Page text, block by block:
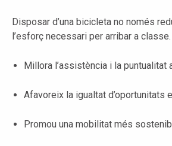
Disposar d’una bicicleta no només
l’esforç necessari per arribar a classe.
Millora l’assistència i la puntualitat
Afavoreix la igualtat d’oportunitats
Promou una mobilitat més